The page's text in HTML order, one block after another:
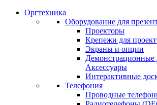
Оргтехника
Оборудование для
Проекторы
Крепежи для
Экраны и опции
Аксессуары
Интерактивные
Телефония
Проводные